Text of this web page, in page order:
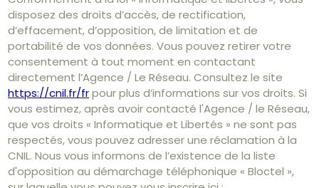
disposez des droits d’accès, de rectification,
d’effacement, d’opposition, de limitation et de
portabilité de vos données. Vous pouvez retirer votre
consentement à tout moment en contactant
directement l’Agence / Le Réseau. Consultez le site
https://cnil.fr/frpour plus d’informations sur vos droits. Si
vous estimez, après avoir contacté l'Agence / le Réseau,
que vos droits « Informatique et Libertés » ne sont pas
respectés, vous pouvez adresser une réclamation à la
CNIL. Nous vous informons de l’existence de la liste
d'opposition au démarchage téléphonique « Bloctel »,